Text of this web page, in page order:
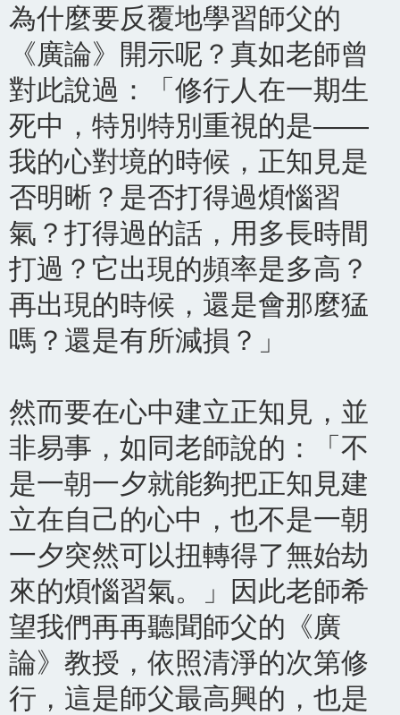
為什麼要反覆地學習師父的
《廣論》開示呢？真如老師曾
對此說過：「修行人在一期生
死中，特別特別重視的是——
我的心對境的時候，正知見是
否明晰？是否打得過煩惱習
氣？打得過的話，用多長時間
打過？它出現的頻率是多高？
再出現的時候，還是會那麼猛
嗎？還是有所減損？」
然而要在心中建立正知見，並
非易事，如同老師說的：「不
是一朝一夕就能夠把正知見建
立在自己的心中，也不是一朝
一夕突然可以扭轉得了無始劫
來的煩惱習氣。」因此老師希
望我們再再聽聞師父的《廣
論》教授，依照清淨的次第修
行，這是師父最高興的，也是